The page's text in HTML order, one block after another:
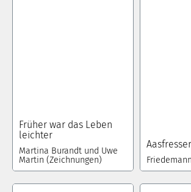
Früher war das Leben
leichter
Martina Burandt und Uwe
Martin (Zeichnungen)
Aasfresser